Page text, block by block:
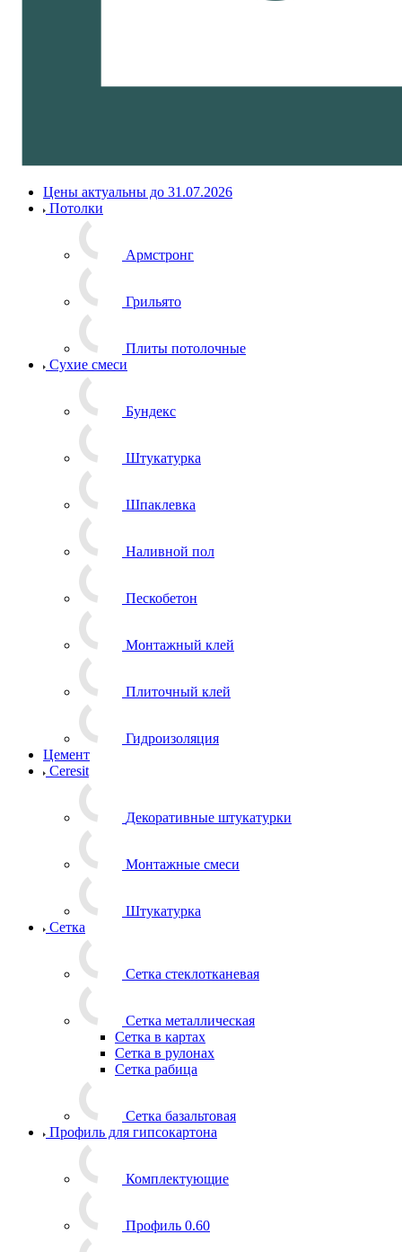
Цены актуальны до 31.07.2026
Потолки
Армстронг
Грильято
Плиты потолочные
Сухие смеси
Бундекс
Штукатурка
Шпаклевка
Наливной пол
Пескобетон
Монтажный клей
Плиточный клей
Гидроизоляция
Цемент
Ceresit
Декоративные штукатурки
Монтажные смеси
Штукатурка
Сетка
Сетка стеклотканевая
Сетка металлическая
Сетка в картах
Сетка в рулонах
Сетка рабица
Сетка базальтовая
Профиль для гипсокартона
Комплектующие
Профиль 0.60